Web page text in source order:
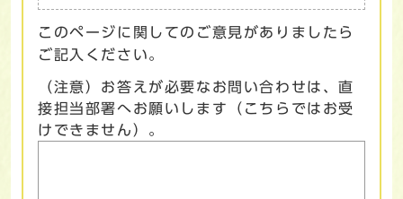
このページに関してのご意見がありましたら
ご記入ください。
（注意）お答えが必要なお問い合わせは、直
接担当部署へお願いします（こちらではお受
けできません）。